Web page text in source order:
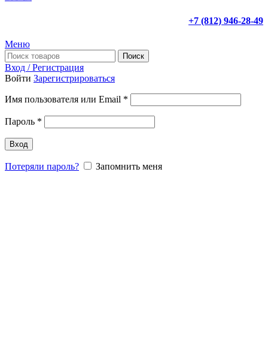
+7 (812) 946-28-49
Меню
Поиск
Вход / Регистрация
Войти Зарегистрироваться
Имя пользователя или Email *
Пароль *
Вход
Потеряли пароль? Запомнить меня